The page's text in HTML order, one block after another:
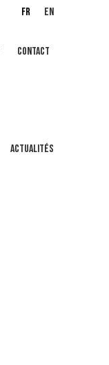
CONTACT
FR EN
ACTUALITÉS